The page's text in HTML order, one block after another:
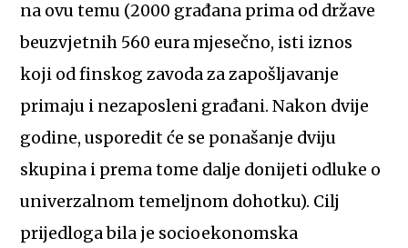
na ovu temu (2000 građana prima od države
beuzvjetnih 560 eura mjesečno, isti iznos
koji od finskog zavoda za zapošljavanje
primaju i nezaposleni građani. Nakon dvije
godine, usporedit će se ponašanje dviju
skupina i prema tome dalje donijeti odluke o
univerzalnom temeljnom dohotku). Cilj
prijedloga bila je socioekonomska